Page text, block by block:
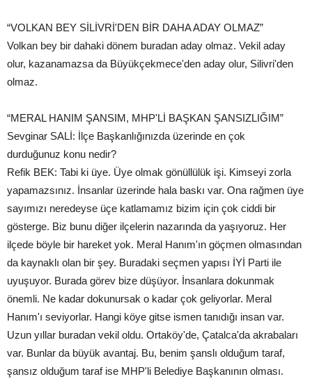
“VOLKAN BEY SİLİVRİ'DEN BİR DAHA ADAY OLMAZ”
Volkan bey bir dahaki dönem buradan aday olmaz. Vekil aday
olur, kazanamazsa da Büyükçekmece'den aday olur, Silivri'den
olmaz.
“MERAL HANIM ŞANSIM, MHP'Lİ BAŞKAN ŞANSIZLIĞIM”
Sevginar SALİ: İlçe Başkanlığınızda üzerinde en çok
durduğunuz konu nedir?
Refik BEK: Tabi ki üye. Üye olmak gönüllülük işi. Kimseyi zorla
yapamazsınız. İnsanlar üzerinde hala baskı var. Ona rağmen üye
sayımızı neredeyse üçe katlamamız bizim için çok ciddi bir
gösterge. Biz bunu diğer ilçelerin nazarında da yaşıyoruz. Her
ilçede böyle bir hareket yok. Meral Hanım'ın göçmen olmasından
da kaynaklı olan bir şey. Buradaki seçmen yapısı İYİ Parti ile
uyuşuyor. Burada görev bize düşüyor. İnsanlara dokunmak
önemli. Ne kadar dokunursak o kadar çok geliyorlar. Meral
Hanım'ı seviyorlar. Hangi köye gitse ismen tanıdığı insan var.
Uzun yıllar buradan vekil oldu. Ortaköy'de, Çatalca'da akrabaları
var. Bunlar da büyük avantaj. Bu, benim şanslı olduğum taraf,
şansız olduğum taraf ise MHP'li Belediye Başkanının olması.